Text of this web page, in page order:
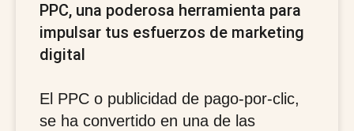
PPC, una poderosa herramienta para
impulsar tus esfuerzos de marketing
digital
El PPC o publicidad de pago-por-clic,
se ha convertido en una de las